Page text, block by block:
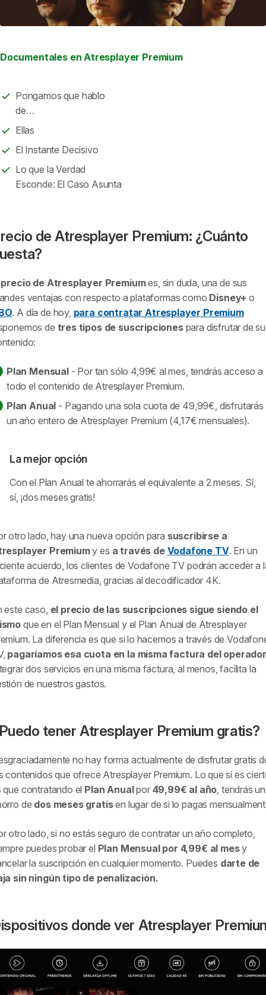
Documentales en Atresplayer Premium
Pongamos que hablo
de…
Ellas
El Instante Decisivo
Lo que la Verdad
Esconde: El Caso Asunta
de Atresplayer Premium: ¿Cuánto
precio de Atresplayer Premiumes, sin duda, una de sus
ventajas con respecto a plataformas como Disney+ o
. A día de hoy, para contratar Atresplayer Premium
de tres tipos de suscripcionespara disfrutar de su
Plan Mensual - Por tan sólo 4,99€ al mes, tendrás acceso a
todo el contenido de Atresplayer Premium.
Plan Anual - Pagando una sola cuota de 49,99€, disfrutarás
un año entero de Atresplayer Premium (4,17€ mensuales).
La mejor opción
Con el Plan Anual te ahorrarás el equivalente a 2 meses. Sí,
sí, ¡dos meses gratis!
otro lado, hay una nueva opción para suscribirse a
Premiumy es a través de Vodafone TV. En un
acuerdo, los clientes de Vodafone TV podrán acceder a
de Atresmedia, gracias al decodificador 4K.
este caso, el precio de las suscripciones sigue siendo el
que en el Plan Mensual y el Plan Anual de Atresplayer
La diferencia es que si lo hacemos a través de
pagaríamos esa cuota en la misma factura del operador
dos servicios en una misma factura, al menos, facilita la
de nuestros gastos.
tener Atresplayer Premium gratis?
no hay forma actualmente de disfrutar gratis
contenidos que ofrece Atresplayer Premium. Lo que sí es
que contratando el Plan Anualpor 49,99€ al año , tendrás un
de dos meses gratisen lugar de si lo pagas
otro lado, si no estás seguro de contratar un año completo,
puedes probar el Plan Mensual por 4,99€ al mesy
la suscripción en cualquier momento. Puedes darte de
sin ningún tipo de penalización.
donde ver Atresplayer